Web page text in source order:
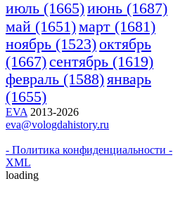
июль (1665)июнь (1687)
май (1651)март (1681)
ноябрь (1523)октябрь
(1667)сентябрь (1619)
февраль (1588)январь
(1655)
EVA 2013-2026
eva@vologdahistory.ru
- Политика конфиденциальности -
XML
loading